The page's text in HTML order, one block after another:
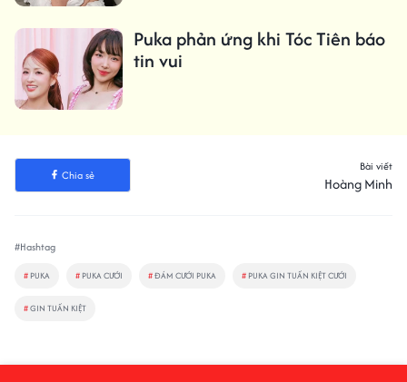
Puka phản ứng khi Tóc Tiên báo
tin vui
Chia sẻ
Bài viết
Hoàng Minh
#Hashtag
# PUKA # PUKA CƯỚI #ĐÁM CƯỚI PUKA # PUKA GIN TUẤN KIỆT CƯỚI
#GIN TUẤN KIỆT